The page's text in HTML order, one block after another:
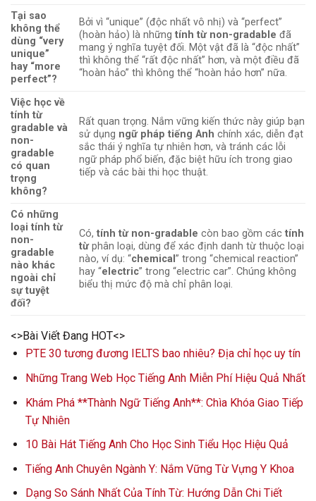
Tại sao
không thể
dùng “very
unique”
hay “more
perfect”?
Bởi vì “unique” (độc nhất vô nhị) và “perfect”
(hoàn hảo) là nhữngtính từ non-gradable đã
mang ý nghĩa tuyệt đối. Một vật đã là “độc nhất”
thì không thể “rất độc nhất” hơn, và một điều đã
“hoàn hảo” thì không thể “hoàn hảo hơn” nữa.
Việc học về
tính từ
gradable và
non-
gradable
có quan
trọng
không?
Rất quan trọng. Nắm vững kiến thức này giúp bạn
sử dụng ngữ pháp tiếng Anh chính xác, diễn đạt
sắc thái ý nghĩa tự nhiên hơn, và tránh các lỗi
ngữ pháp phổ biến, đặc biệt hữu ích trong giao
tiếp và các bài thi học thuật.
Có những
loại tính từ
non-
gradable
nào khác
ngoài chỉ
sự tuyệt
đối?
Có,tính từ non-gradable còn bao gồm cáctính
từphân loại, dùng để xác định danh từ thuộc loại
nào, ví dụ: “chemical” trong “chemical reaction”
hay “electric” trong “electric car”. Chúng không
biểu thị mức độ mà chỉ phân loại.
<>Bài Viết Đang HOT<>
PTE 30 tương đương IELTS bao nhiêu? Địa chỉ học uy tín
Những Trang Web Học Tiếng Anh Miễn Phí Hiệu Quả Nhất
Khám Phá **Thành Ngữ Tiếng Anh**: Chìa Khóa Giao Tiếp
Tự Nhiên
10 Bài Hát Tiếng Anh Cho Học Sinh Tiểu Học Hiệu Quả
Tiếng Anh Chuyên Ngành Y: Nắm Vững Từ Vựng Y Khoa
Dạng So Sánh Nhất Của Tính Từ: Hướng Dẫn Chi Tiết